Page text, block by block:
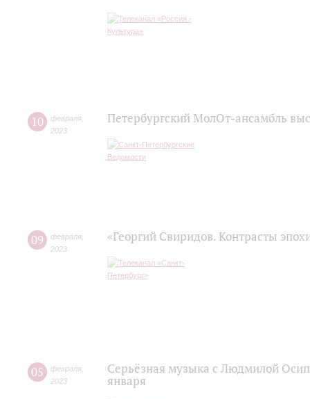
10 февраля
2023
Петербургский МолОт-ансамбль
09 февраля
2023
«Георгий Свиридов. Контрасты
05 февраля
2023
Серьёзная музыка с Людмилой
января